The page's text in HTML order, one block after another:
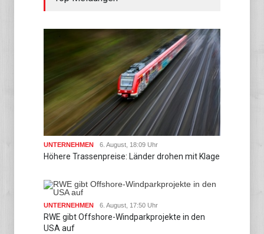
UNTERNEHMEN 6. August, 18:09 Uhr
Höhere Trassenpreise: Länder drohen mit Klage
UNTERNEHMEN 6. August, 17:50 Uhr
RWE gibt Offshore-Windparkprojekte in den
USA auf